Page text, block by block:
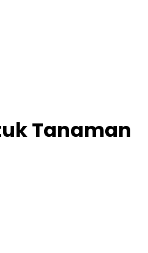
Tanaman